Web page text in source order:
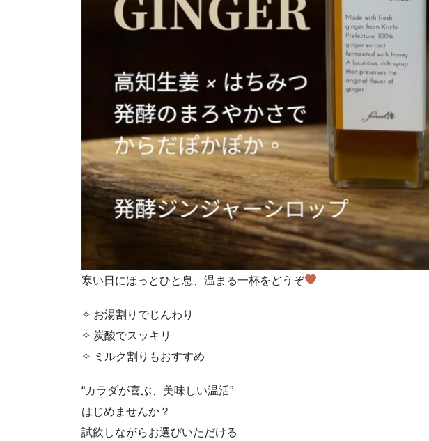
寒い日にほっとひと息、温まる一杯をどうぞ
✧ お湯割りでじんわり
✧ 炭酸でスッキリ
✧ ミルク割りもおすすめ
“カラダが喜ぶ、美味しい温活”
はじめませんか？
試飲しながらお選びいただける